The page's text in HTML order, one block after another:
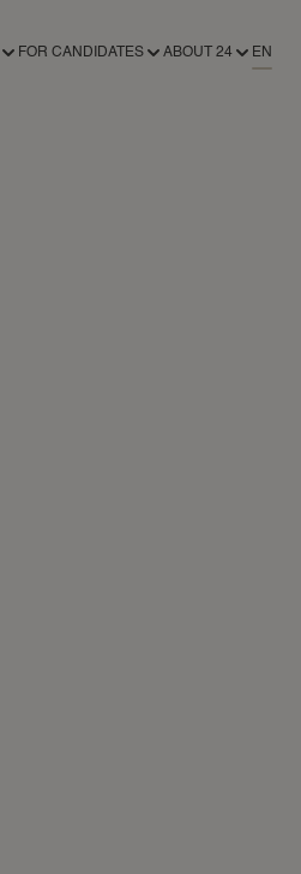
FOR CANDIDATES ABOUT 24 EN